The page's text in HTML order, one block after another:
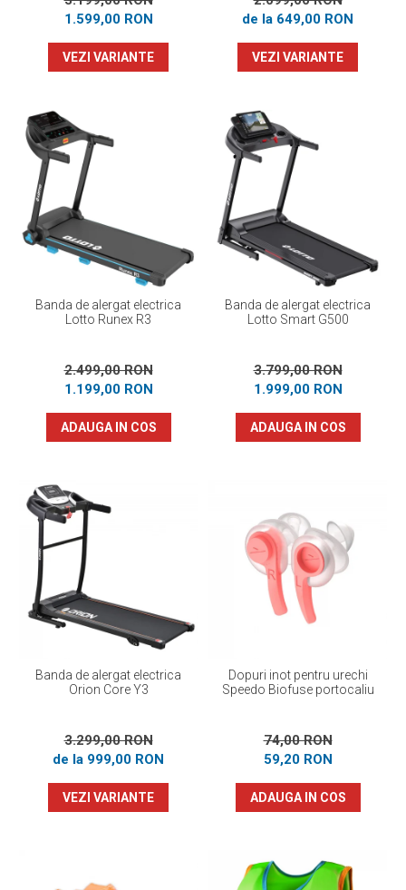
1.599,00 RON
VEZI VARIANTE
de la 649,00 RON
VEZI VARIANTE
Banda de alergat electrica
Lotto Runex R3
2.499,00 RON
1.199,00 RON
ADAUGA IN COS
Banda de alergat electrica
Lotto Smart G500
3.799,00 RON
1.999,00 RON
ADAUGA IN COS
Banda de alergat electrica
Orion Core Y3
3.299,00 RON
de la 999,00 RON
VEZI VARIANTE
Dopuri inot pentru urechi
Speedo Biofuse portocaliu
74,00 RON
59,20 RON
ADAUGA IN COS